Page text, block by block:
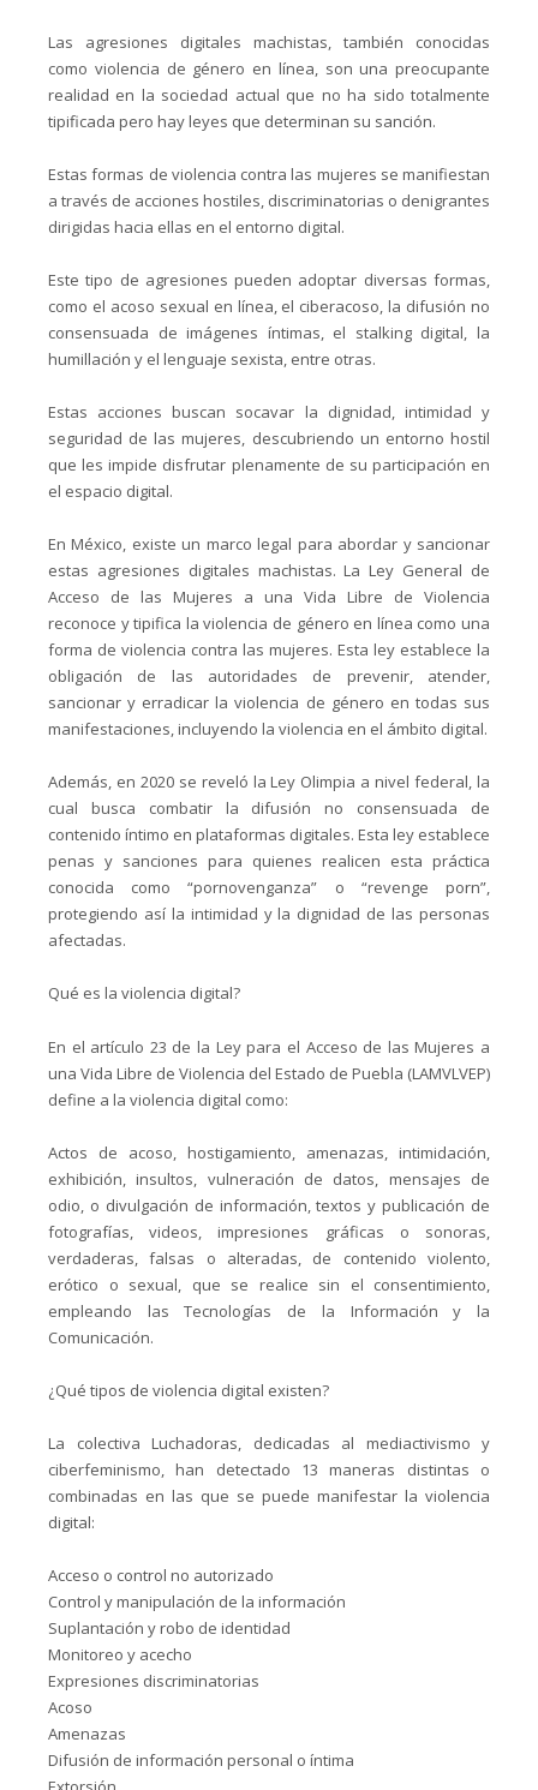
Las agresiones digitales machistas, también conocidas
como violencia de género en línea, son una preocupante
realidad en la sociedad actual que no ha sido totalmente
tipificada pero hay leyes que determinan su sanción.
Estas formas de violencia contra las mujeres se manifiestan
a través de acciones hostiles, discriminatorias o denigrantes
dirigidas hacia ellas en el entorno digital.
Este tipo de agresiones pueden adoptar diversas formas,
como el acoso sexual en línea, el ciberacoso, la difusión no
consensuada de imágenes íntimas, el stalking digital, la
humillación y el lenguaje sexista, entre otras.
Estas acciones buscan socavar la dignidad, intimidad y
seguridad de las mujeres, descubriendo un entorno hostil
que les impide disfrutar plenamente de su participación en
el espacio digital.
En México, existe un marco legal para abordar y sancionar
estas agresiones digitales machistas. La Ley General de
Acceso de las Mujeres a una Vida Libre de Violencia
reconoce y tipifica la violencia de género en línea como una
forma de violencia contra las mujeres. Esta ley establece la
obligación de las autoridades de prevenir, atender,
sancionar y erradicar la violencia de género en todas sus
manifestaciones, incluyendo la violencia en el ámbito digital.
Además, en 2020 se reveló la Ley Olimpia a nivel federal, la
cual busca combatir la difusión no consensuada de
contenido íntimo en plataformas digitales. Esta ley establece
penas y sanciones para quienes realicen esta práctica
conocida como “pornovenganza” o “revenge porn”,
protegiendo así la intimidad y la dignidad de las personas
afectadas.
Qué es la violencia digital?
En el artículo 23 de la Ley para el Acceso de las Mujeres a
una Vida Libre de Violencia del Estado de Puebla (LAMVLVEP)
define a la violencia digital como:
Actos de acoso, hostigamiento, amenazas, intimidación,
exhibición, insultos, vulneración de datos, mensajes de
odio, o divulgación de información, textos y publicación de
fotografías, videos, impresiones gráficas o sonoras,
verdaderas, falsas o alteradas, de contenido violento,
erótico o sexual, que se realice sin el consentimiento,
empleando las Tecnologías de la Información y la
Comunicación.
¿Qué tipos de violencia digital existen?
La colectiva Luchadoras, dedicadas al mediactivismo y
ciberfeminismo, han detectado 13 maneras distintas o
combinadas en las que se puede manifestar la violencia
digital:
Acceso o control no autorizado
Control y manipulación de la información
Suplantación y robo de identidad
Monitoreo y acecho
Expresiones discriminatorias
Acoso
Amenazas
Difusión de información personal o íntima